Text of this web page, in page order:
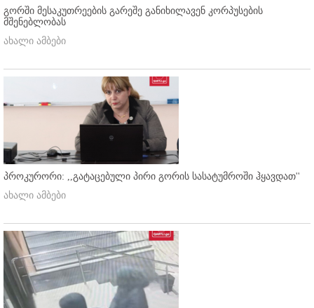
გორში მესაკუთრეების გარეშე განიხილავენ კორპუსების
მშენებლობას
ახალი ამბები
პროკურორი: ,,გატაცებული პირი გორის სასატუმროში ჰყავდათ''
ახალი ამბები